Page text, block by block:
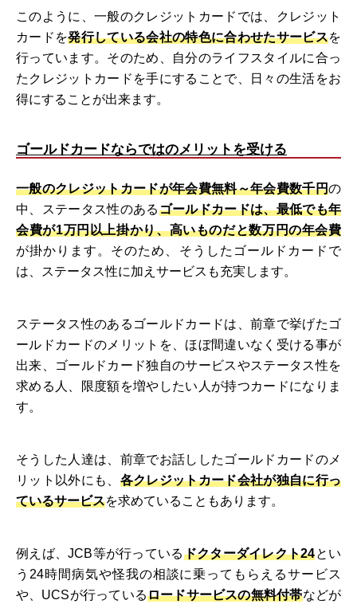
このように、一般のクレジットカードでは、クレジット
カードを発行している会社の特色に合わせたサービスを
行っています。そのため、自分のライフスタイルに合っ
たクレジットカードを手にすることで、日々の生活をお
得にすることが出来ます。
ゴールドカードならではのメリットを受ける
一般のクレジットカードが年会費無料～年会費数千円の
中、ステータス性のあるゴールドカードは、最低でも年
会費が1万円以上掛かり、高いものだと数万円の年会費
が掛かります。そのため、そうしたゴールドカードで
は、ステータス性に加えサービスも充実します。
ステータス性のあるゴールドカードは、前章で挙げたゴ
ールドカードのメリットを、ほぼ間違いなく受ける事が
出来、ゴールドカード独自のサービスやステータス性を
求める人、限度額を増やしたい人が持つカードになりま
す。
そうした人達は、前章でお話ししたゴールドカードのメ
リット以外にも、 各クレジットカード会社が独自に行っ
ているサービスを求めていることもあります。
例えば、JCB等が行っているドクターダイレクト24とい
う24時間病気や怪我の相談に乗ってもらえるサービス
や、UCSが行っているロードサービスの無料付帯などが